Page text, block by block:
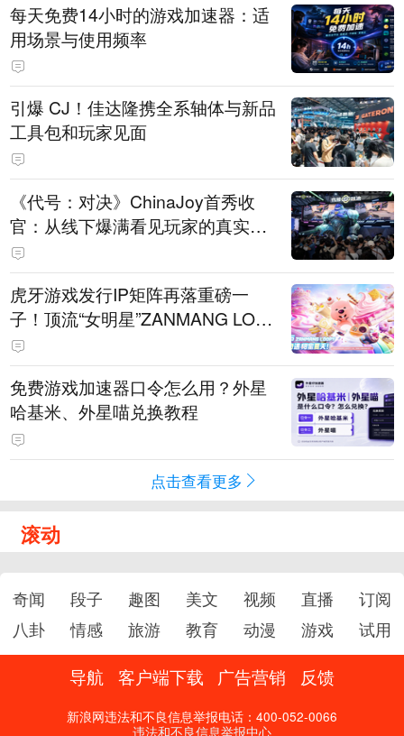
每天免费14小时的游戏加速器：适
用场景与使用频率
引爆 CJ！佳达隆携全系轴体与新品
工具包和玩家见面
《代号：对决》ChinaJoy首秀收
官：从线下爆满看见玩家的真实期
待
虎牙游戏发行IP矩阵再落重磅一
子！顶流“女明星”ZANMANG LOO
PY 正版3D消除手游《消消奇遇》
惊喜曝光
免费游戏加速器口令怎么用？外星
哈基米、外星喵兑换教程
点击查看更多
滚动
奇闻 段子 趣图 美文 视频 直播
订阅
八卦
情感 旅游 教育 动漫 游戏 试用
导航 客户端下载 广告营销 反馈
新浪网违法和不良信息举报电话：400-052-0066
违法和不良信息举报中心